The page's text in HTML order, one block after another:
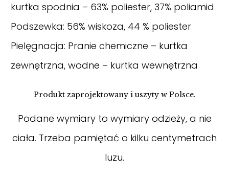
kurtka spodnia – 63% poliester, 37% poliamid
Podszewka: 56% wiskoza, 44 % poliester
Pielęgnacja: Pranie chemiczne – kurtka
zewnętrzna, wodne – kurtka wewnętrzna
Produkt zaprojektowany i uszyty w Polsce.
Podane wymiary to wymiary odzieży, a nie
ciała. Trzeba pamiętać o kilku centymetrach
luzu.